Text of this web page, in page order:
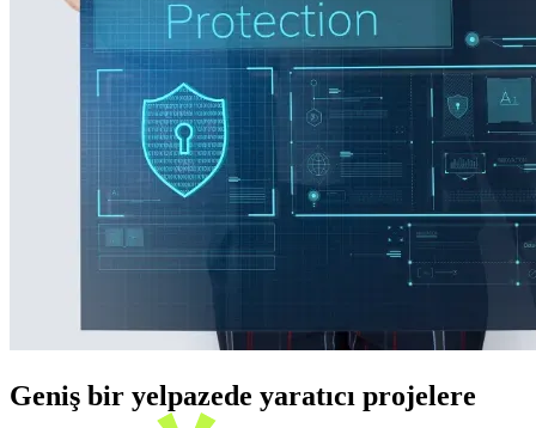
Geniş bir yelpazede yaratıcı projelere